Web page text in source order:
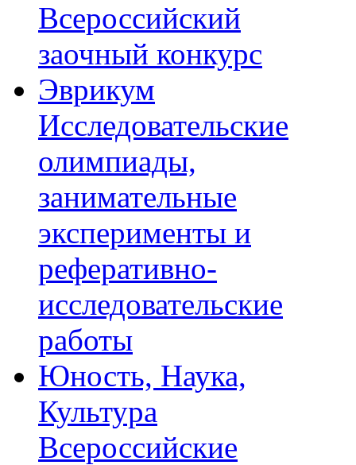
Всероссийский
заочный конкурс
Эврикум
Исследовательские
олимпиады,
занимательные
эксперименты и
реферативно-
исследовательские
работы
Юность, Наука,
Культура
Всероссийские